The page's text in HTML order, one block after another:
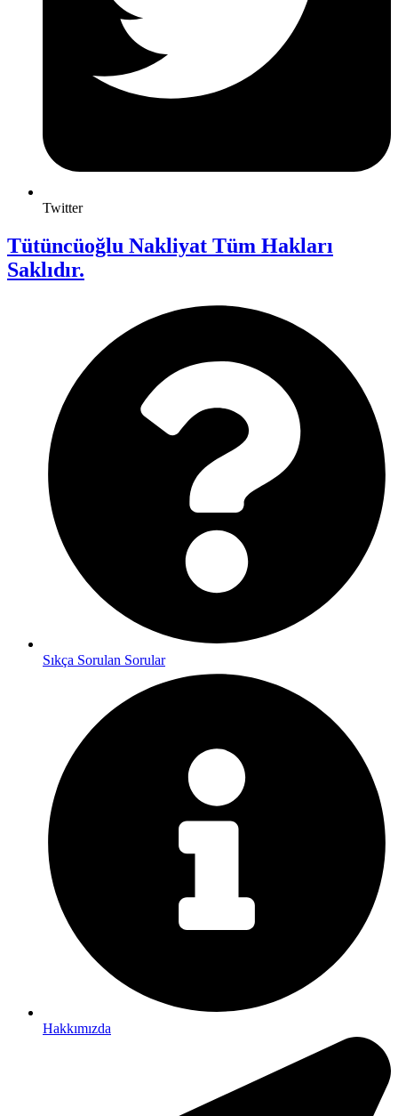
Twitter
Tütüncüoğlu Nakliyat Tüm Hakları
Saklıdır.
Sıkça Sorulan Sorular
Hakkımızda